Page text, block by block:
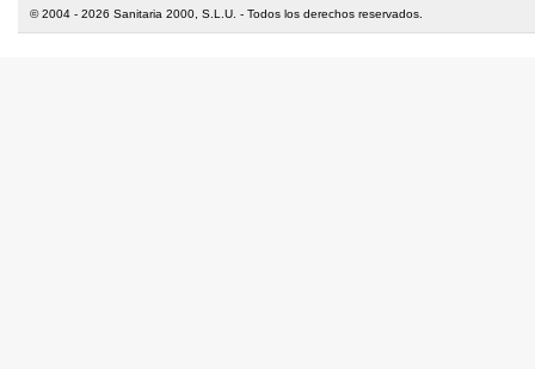
© 2004 - 2026 Sanitaria 2000, S.L.U. - Todos los derechos reservados.